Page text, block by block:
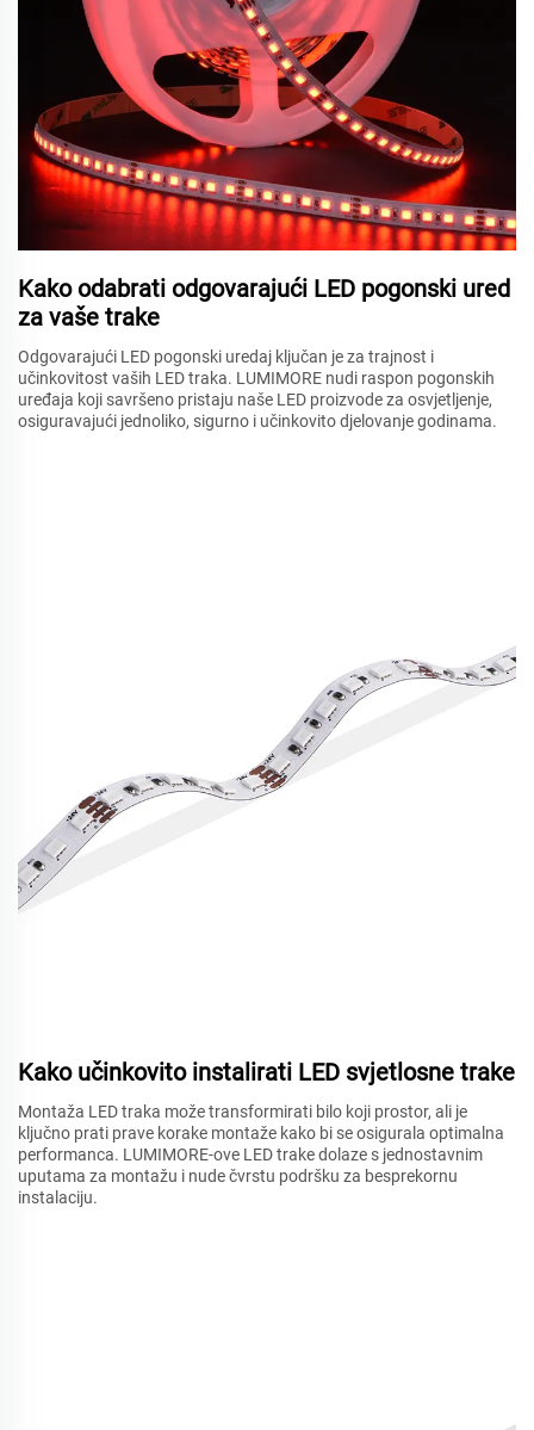
Kako odabrati odgovarajući LED pogonski ured
za vaše trake
Odgovarajući LED pogonski uredaj ključan je za trajnost i
učinkovitost vaših LED traka. LUMIMORE nudi raspon pogonskih
uređaja koji savršeno pristaju naše LED proizvode za osvjetljenje,
osiguravajući jednoliko, sigurno i učinkovito djelovanje godinama.
Kako učinkovito instalirati LED svjetlosne trake
Montaža LED traka može transformirati bilo koji prostor, ali je
ključno prati prave korake montaže kako bi se osigurala optimalna
performanca. LUMIMORE-ove LED trake dolaze s jednostavnim
uputama za montažu i nude čvrstu podršku za besprekornu
instalaciju.